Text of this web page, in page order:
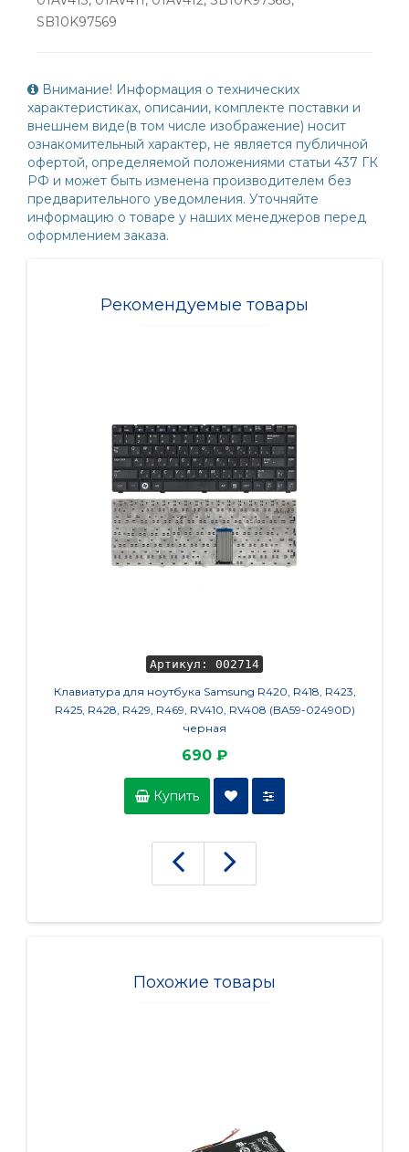
SB10K97569
Внимание! Информация о технических
характеристиках, описании, комплекте поставки и
внешнем виде(в том числе изображение) носит
ознакомительный характер, не является публичной
офертой, определяемой положениями статьи 437 ГК
РФ и может быть изменена производителем без
предварительного уведомления. Уточняйте
информацию о товаре у наших менеджеров перед
оформлением заказа.
Рекомендуемые товары
Артикул: 002714
Клавиатура для ноутбука Samsung R420, R418, R423,
R425, R428, R429, R469, RV410, RV408 (BA59-02490D)
черная
690 ₽
Купить
Похожие товары